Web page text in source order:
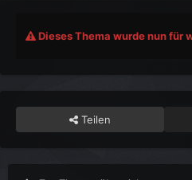
Dieses Thema wurde nun für
Teilen